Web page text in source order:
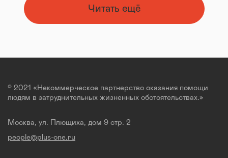
Читать ещё
© 2021 «Некоммерческое партнерство оказания помощи
людям в затруднительных жизненных обстоятельствах.»
Москва, ул. Плющиха, дом 9 стр. 2
people@plus-one.ru